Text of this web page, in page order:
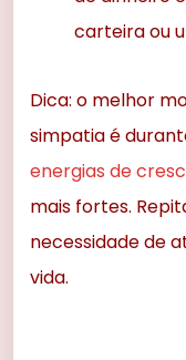
carteira ou
Dica: o melhor
simpatia é
energias de
mais fortes.
necessidade de
vida.